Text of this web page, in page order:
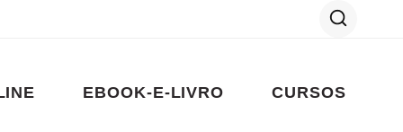
EBOOK-E-LIVRO CURSOS